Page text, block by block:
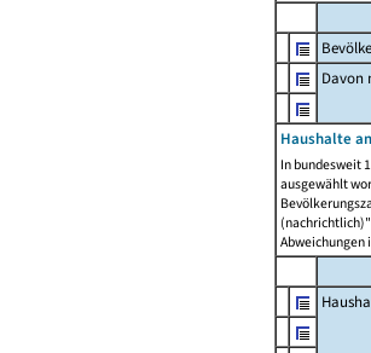
Davon
Haushalte
In bundesweit
ausgewählt
Abweichungen